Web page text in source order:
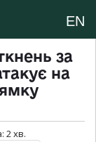
EN
за
на
2хв.